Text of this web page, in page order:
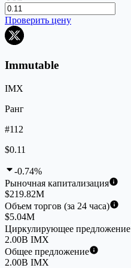
Проверить цену
Immutable
IMX
Ранг
#112
$0.11
-0.74%
Рыночная капитализация
$219.82M
Объем торгов (за 24 часа)
$5.04M
Циркулирующее предложение
2.00B IMX
Общее предложение
2.00B IMX